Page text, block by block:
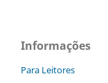
Informações
Para Leitores